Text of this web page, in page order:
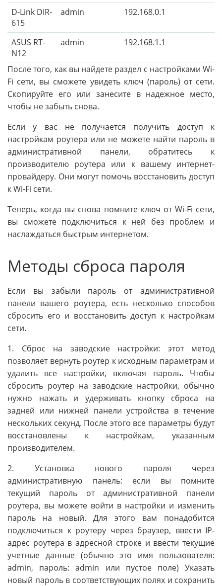
D-Link DIR-
615
admin 192.168.0.1
ASUS RT-
N12
admin 192.168.1.1
После того, как вы найдете раздел с настройками Wi-
Fi сети, вы сможете увидеть ключ (пароль) от сети.
Скопируйте его или занесите в надежное место,
чтобы не забыть снова.
Если у вас не получается получить доступ к
настройкам роутера или не можете найти пароль в
административной панели, обратитесь к
производителю роутера или к вашему интернет-
провайдеру. Они могут помочь восстановить доступ
к Wi-Fi сети.
Теперь, когда вы снова помните ключ от Wi-Fi сети,
вы сможете подключиться к ней без проблем и
наслаждаться быстрым интернетом.
Методы сброса пароля
Если вы забыли пароль от административной
панели вашего роутера, есть несколько способов
сбросить его и восстановить доступ к настройкам
сети.
1. Сброс на заводские настройки: этот метод
позволяет вернуть роутер к исходным параметрам и
удалить все настройки, включая пароль. Чтобы
сбросить роутер на заводские настройки, обычно
нужно нажать и удерживать кнопку сброса на
задней или нижней панели устройства в течение
нескольких секунд. После этого все параметры будут
восстановлены к настройкам, указанным
производителем.
2. Установка нового пароля через
административную панель: если вы помните
текущий пароль от административной панели
роутера, вы можете войти в настройки и изменить
пароль на новый. Для этого вам понадобится
подключиться к роутеру через браузер, ввести IP-
адрес роутера в адресной строке и ввести текущие
учетные данные (обычно это имя пользователя:
admin, пароль: admin или пустое поле) Указать
новый пароль в соответствующих полях и сохранить